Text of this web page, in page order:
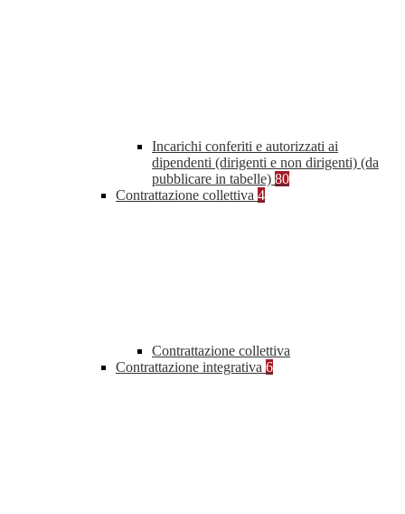
Incarichi conferiti e autorizzati ai
dipendenti (dirigenti e non dirigenti) (da
pubblicare in tabelle) 80
Contrattazione collettiva 4
Contrattazione collettiva
Contrattazione integrativa 6